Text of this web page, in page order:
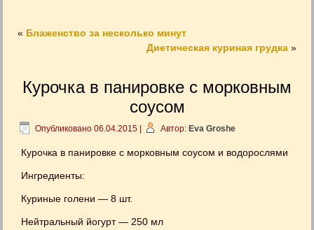
« Блаженство за несколько минут
Диетическая куриная грудка»
Курочка в панировке с морковным
соусом
Опубликовано 06.04.2015 Автор: Eva Groshe
Курочка в панировке с морковным соусом и водорослями
Ингредиенты:
Куриные голени — 8 шт.
Нейтральный йогурт — 250 мл